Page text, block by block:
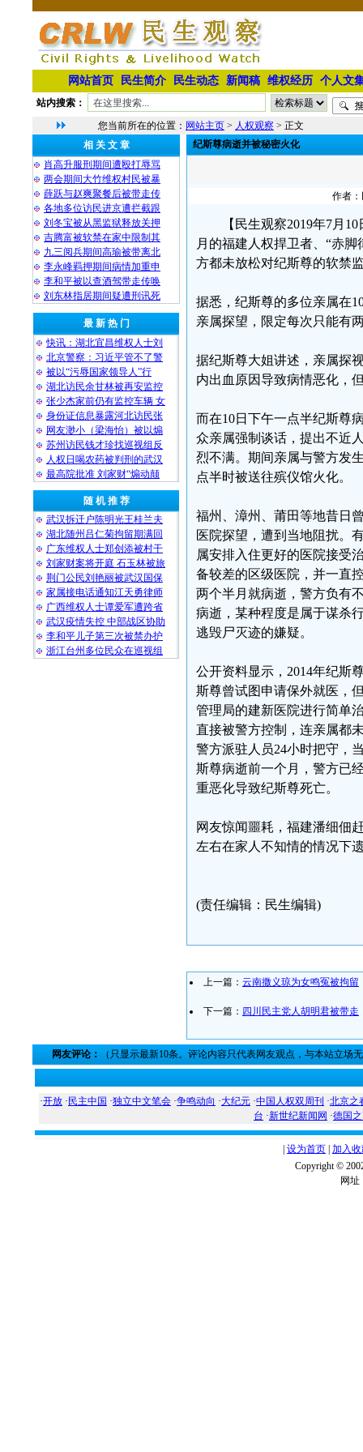
网站首页 民生简介 民生动态 新闻稿 维权经历 个人文
站内搜索：
您当前所在的位置： 网站主页 > 人权观察 > 正文
相 关 文 章
肖高升服刑期间遭殴打辱骂
两会期间大竹维权村民被暴
薛跃与赵爽聚餐后被带走传
各地多位访民进京遭拦截跟
刘冬宝被从黑监狱释放关押
吉腾富被软禁在家中限制其
九三阅兵期间高瑜被带离北
李永峰羁押期间病情加重申
李和平被以查酒驾带走传唤
刘东林指居期间疑遭刑讯死
最 新 热 门
快讯：湖北宜昌维权人士刘
北京警察：习近平管不了警
被以“污辱国家领导人”行
湖北访民余甘林被再安监控
张少杰家前仍有监控车辆 女
身份证信息暴露河北访民张
网友渺小（梁海怡）被以煽
苏州访民钱才珍找巡视组反
人权日喝农药被判刑的武汉
最高院批准 刘家财“煽动颠
随 机 推 荐
武汉拆迁户陈明光王桂兰夫
湖北随州吕仁菊拘留期满回
广东维权人士郑创添被村干
刘家财案将开庭 石玉林被旅
荆门公民刘艳丽被武汉国保
家属接电话通知江天勇律师
广西维权人士谭爱军遭跨省
武汉疫情失控 中部战区协助
李和平儿子第三次被禁办护
浙江台州多位民众在巡视组
纪斯尊病逝并被秘密火化
作者：
【民生观察2019年7月
月的福建人权捍卫者、“赤
方都未放松对纪斯尊的软禁
据悉，纪斯尊的多位亲属在
亲属探望，限定每次只能有
据纪斯尊大姐讲述，亲属探
内出血原因导致病情恶化，
而在10日下午一点半纪斯尊
众亲属强制谈话，提出不近
烈不满。期间亲属与警方发
点半时被送往殡仪馆火化。
福州、漳州、莆田等地昔日
医院探望，遭到当地阻扰。
属安排入住更好的医院接受
备较差的区级医院，并一直
两个半月就病逝，警方负有
病逝，某种程度是属于谋杀
逃毁尸灭迹的嫌疑。
公开资料显示，2014年纪斯
斯尊曾试图申请保外就医，
管理局的建新医院进行简单
直接被警方控制，连亲属都
警方派驻人员24小时把守，
斯尊病逝前一个月，警方已
重恶化导致纪斯尊死亡。
网友惊闻噩耗，福建潘细佃
左右在家人不知情的情况下
(责任编辑：民生编辑)
上一篇： 云南撒义琼为女鸣冤被拘留
下一篇： 四川民主党人胡明君被带走
网友评论： （只显示最新10条。评论内容只代表网友观点，与本站立场
·开放 · 民主中国 ·独立中文笔会 ·争鸣动向 ·大纪元 ·中国人权双周刊 ·北京之
台 ·新世纪新闻网 ·德国
设为首页 加入
Copyright ©
网址